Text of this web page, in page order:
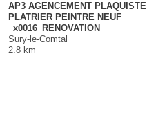
AP3 AGENCEMENT PLAQUISTE
PLATRIER PEINTRE NEUF
_x0016_RENOVATION
Sury-le-Comtal
2.8 km